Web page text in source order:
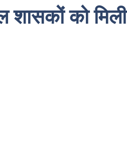
को मिली